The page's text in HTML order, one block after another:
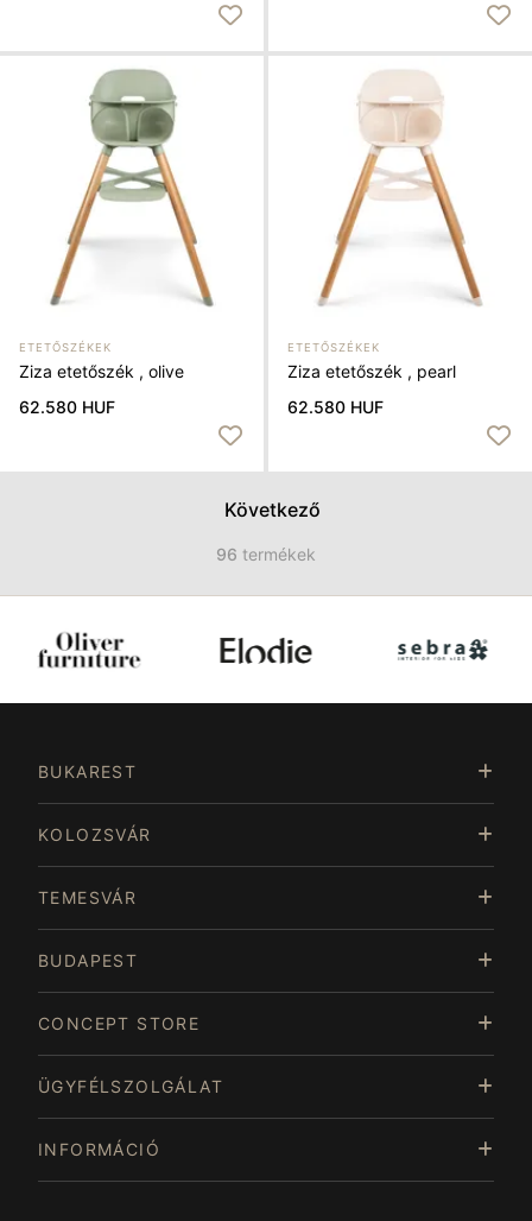
ETETŐSZÉKEK
Ziza etetőszék , olive
62.580 HUF
ETETŐSZÉKEK
Ziza etetőszék , pearl
62.580 HUF
Következő
96 termékek
Item
BUKAREST
KOLOZSVÁR
TEMESVÁR
BUDAPEST
CONCEPT STORE
ÜGYFÉLSZOLGÁLAT
INFORMÁCIÓ